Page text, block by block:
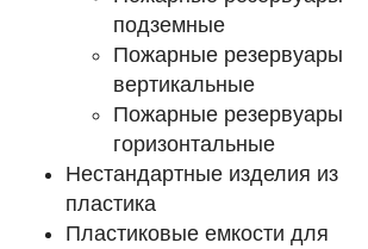
подземные
Пожарные резервуары
вертикальные
Пожарные резервуары
горизонтальные
Нестандартные изделия из
пластика
Пластиковые емкости для